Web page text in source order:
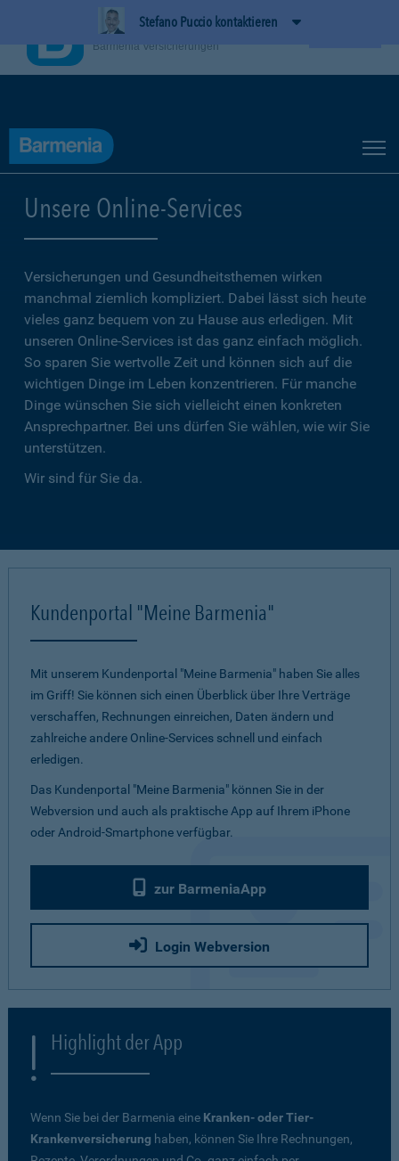
Stefano Puccio kontaktieren
Unsere Online-Services
Versicherungen und Gesundheitsthemen wirken
manchmal ziemlich kompliziert. Dabei lässt sich heute
vieles ganz bequem von zu Hause aus erledigen. Mit
unseren Online-Services ist das ganz einfach möglich.
So sparen Sie wertvolle Zeit und können sich auf die
wichtigen Dinge im Leben konzentrieren. Für manche
Dinge wünschen Sie sich vielleicht einen konkreten
Ansprechpartner. Bei uns dürfen Sie wählen, wie wir Sie
unterstützen.
Wir sind für Sie da.
Kundenportal "Meine Barmenia"
Mit unserem Kundenportal "Meine Barmenia" haben Sie alles
im Griff! Sie können sich einen Überblick über Ihre Verträge
verschaffen, Rechnungen einreichen, Daten ändern und
zahlreiche andere Online-Services schnell und einfach
erledigen.
Das Kundenportal "Meine Barmenia" können Sie in der
Webversion und auch als praktische App auf Ihrem iPhone
oder Android-Smartphone verfügbar.
zur BarmeniaApp
Login Webversion
Highlight der App
Wenn Sie bei der Barmenia eine Kranken- oder Tier-
Krankenversicherung haben, können Sie Ihre Rechnungen,
BarmeniaApp
Barmenia Versicherungen